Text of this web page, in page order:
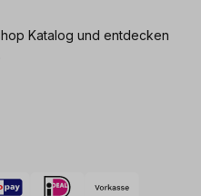
Katalog und entdecken